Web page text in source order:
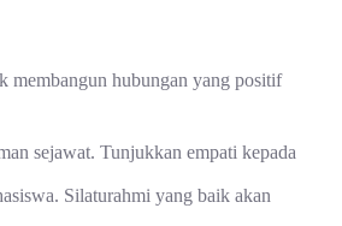
membangun hubungan yang positif
sejawat. Tunjukkan empati kepada
Silaturahmi yang baik akan